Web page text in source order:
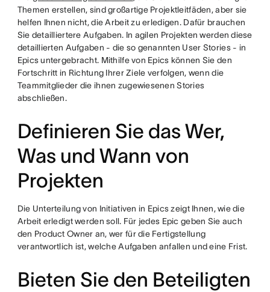
Themen erstellen, sind großartige Projektleitfäden, aber sie
helfen Ihnen nicht, die Arbeit zu erledigen. Dafür brauchen
Sie detailliertere Aufgaben. In agilen Projekten werden diese
detaillierten Aufgaben - die so genannten User Stories - in
Epics untergebracht. Mithilfe von Epics können Sie den
Fortschritt in Richtung Ihrer Ziele verfolgen, wenn die
Teammitglieder die ihnen zugewiesenen Stories
abschließen.
Definieren Sie das Wer,
Was und Wann von
Projekten
Die Unterteilung von Initiativen in Epics zeigt Ihnen, wie die
Arbeit erledigt werden soll. Für jedes Epic geben Sie auch
den Product Owner an, wer für die Fertigstellung
verantwortlich ist, welche Aufgaben anfallen und eine Frist.
Bieten Sie den Beteiligten